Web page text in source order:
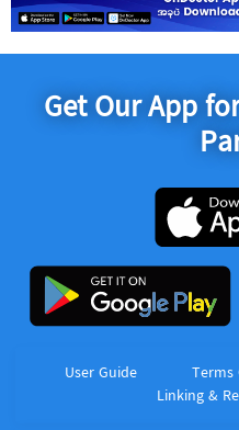
Get Our App
User Guide Terms
Linking &